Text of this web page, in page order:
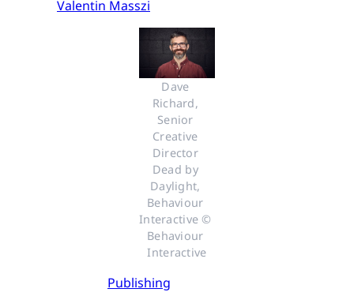
Valentin Masszi
Dave
Richard,
Senior
Creative
Director
Dead by
Daylight,
Behaviour
Interactive ©
Behaviour
Interactive
Publishing